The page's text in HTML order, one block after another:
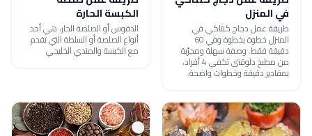
في المنزل
طريقة عمل دجاج كنتاكي في
المنزل خطوة بخطوة وفي 60
دقيقة فقط. وصفة سهلة ومجرّبة
من مطبخ دلوقتي تكفي 4 أفراد،
بمقادير دقيقة وخطوات واضحة.
الكبسة الحارة
الدقوس أو الصلصة الحار، هي أحد
أنواع الصلصة أو السلطة التي تقدم
مع الكبسة والمندي الخليجي